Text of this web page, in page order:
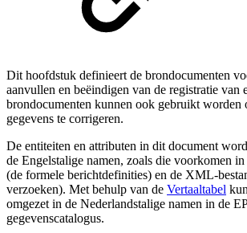
Dit hoofdstuk definieert de brondocumenten
aanvullen en beëindigen van de registratie van
brondocumenten kunnen ook gebruikt worden
gegevens te corrigeren.
De entiteiten en attributen in dit document
de Engelstalige namen, zoals die voorkomen
(de formele berichtdefinities) en de XML-
verzoeken). Met behulp van de Vertaaltabel
omgezet in de Nederlandstalige namen in de
gegevenscatalogus.